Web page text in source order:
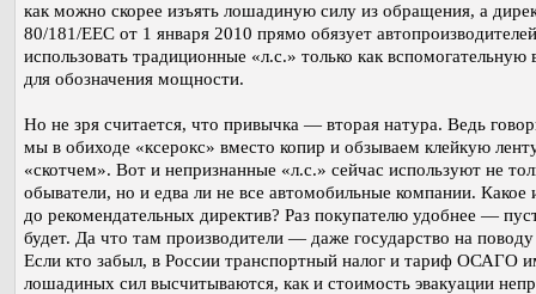
как можно скорее изъять лошадиную силу из обращения, а
80/181/EEC от 1 января 2010 прямо обязует автопроизводителей
использовать традиционные «л.с.» только как вспомогательную
для обозначения мощности.
Но не зря считается, что привычка — вторая натура. Ведь
мы в обиходе «ксерокс» вместо копир и обзываем клейкую
«скотчем». Вот и непризнанные «л.с.» сейчас используют не
обыватели, но и едва ли не все автомобильные компании. Какое
до рекомендательных директив? Раз покупателю удобнее —
будет. Да что там производители — даже государство на поводу
Если кто забыл, в России транспортный налог и тариф ОСАГО
лошадиных сил высчитываются, как и стоимость эвакуации